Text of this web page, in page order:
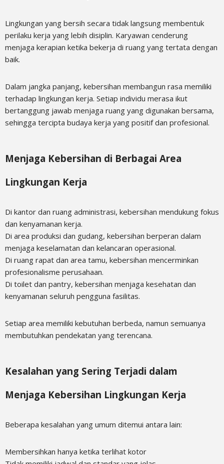
Lingkungan yang bersih secara tidak langsung membentuk
perilaku kerja yang lebih disiplin. Karyawan cenderung
menjaga kerapian ketika bekerja di ruang yang tertata dengan
baik.
Dalam jangka panjang, kebersihan membangun rasa memiliki
terhadap lingkungan kerja. Setiap individu merasa ikut
bertanggung jawab menjaga ruang yang digunakan bersama,
sehingga tercipta budaya kerja yang positif dan profesional.
Menjaga Kebersihan di Berbagai Area
Lingkungan Kerja
Di kantor dan ruang administrasi, kebersihan mendukung fokus
dan kenyamanan kerja.
Di area produksi dan gudang, kebersihan berperan dalam
menjaga keselamatan dan kelancaran operasional.
Di ruang rapat dan area tamu, kebersihan mencerminkan
profesionalisme perusahaan.
Di toilet dan pantry, kebersihan menjaga kesehatan dan
kenyamanan seluruh pengguna fasilitas.
Setiap area memiliki kebutuhan berbeda, namun semuanya
membutuhkan pendekatan yang terencana.
Kesalahan yang Sering Terjadi dalam
Menjaga Kebersihan Lingkungan Kerja
Beberapa kesalahan yang umum ditemui antara lain:
Membersihkan hanya ketika terlihat kotor